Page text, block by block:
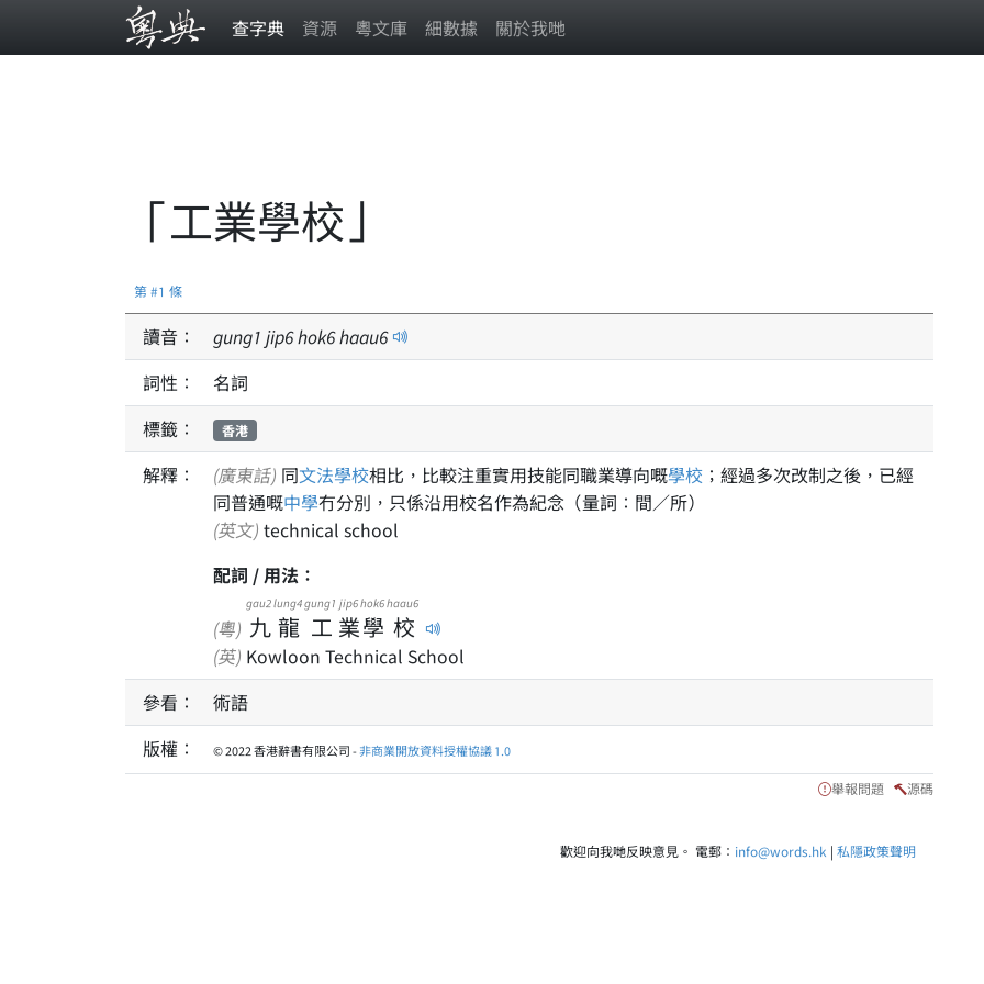
查字典 資源 粵文庫 細數據 關於我哋
「工業學校」
第 #1 條
讀音： gung1 jip6hok6haau6
詞性：
名詞
標籤：
香港
解釋： (廣東話) 同文法學校相比，比較注重實用技能同職業導向嘅學校 ；經過多次改制之後，已經
同普通嘅中學冇分別，只係沿用校名作為紀念（量詞：間／所）
(英文) technical school
配詞 / 用法：
(粵) 九
gau2
龍
lung4
工
gung1
業
jip6
學
hok6
校
haau6
(英) Kowloon Technical School
參看：
術語
版權：
© 2022 香港辭書有限公司 -非商業開放資料授權協議 1.0
舉報問題 源碼
歡迎向我哋反映意見。 電郵： info@words.hk | 私隱政策聲明